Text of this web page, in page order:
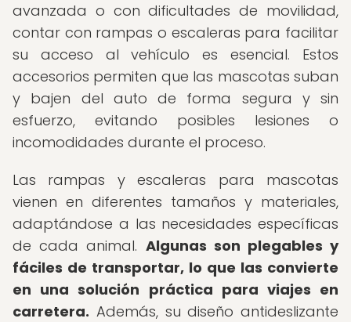
avanzada o con dificultades de movilidad,
contar con rampas o escaleras para facilitar
su acceso al vehículo es esencial. Estos
accesorios permiten que las mascotas suban
y bajen del auto de forma segura y sin
esfuerzo, evitando posibles lesiones o
incomodidades durante el proceso.
Las rampas y escaleras para mascotas
vienen en diferentes tamaños y materiales,
adaptándose a las necesidades específicas
de cada animal. Algunas son plegables y
fáciles de transportar, lo que las convierte
en una solución práctica para viajes en
carretera. Además, su diseño antideslizante